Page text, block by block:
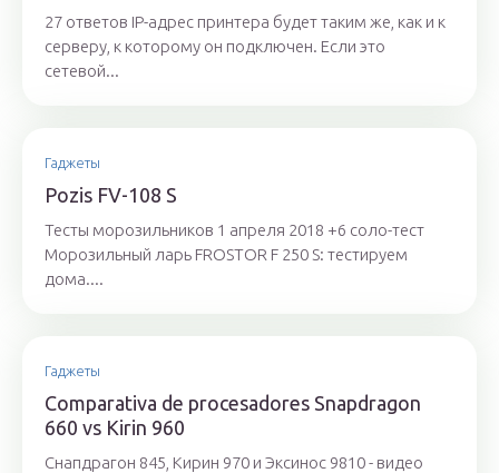
27 ответов IP-адрес принтера будет таким же, как и к
серверу, к которому он подключен. Если это
сетевой...
Гаджеты
Pozis FV-108 S
Тесты морозильников 1 апреля 2018 +6 соло-тест
Морозильный ларь FROSTOR F 250 S: тестируем
дома....
Гаджеты
Comparativa de procesadores Snapdragon
660 vs Kirin 960
Снапдрагон 845, Кирин 970 и Эксинос 9810 - видео